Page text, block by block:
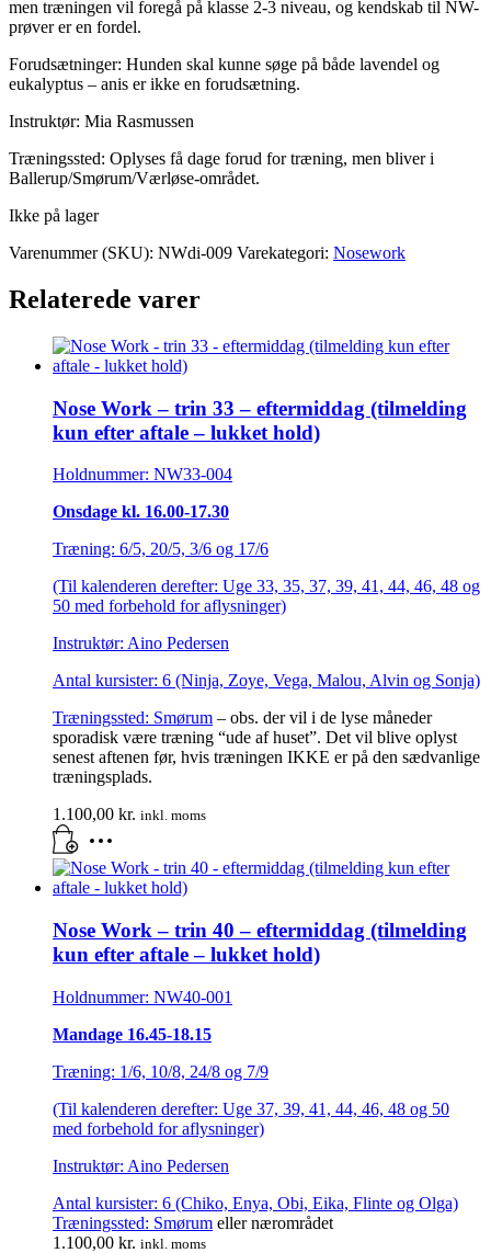
men træningen vil foregå på klasse 2-3 niveau, og kendskab til NW-
prøver er en fordel.
Forudsætninger: Hunden skal kunne søge på både lavendel og
eukalyptus – anis er ikke en forudsætning.
Instruktør: Mia Rasmussen
Træningssted: Oplyses få dage forud for træning, men bliver i
Ballerup/Smørum/Værløse-området.
Ikke på lager
Varenummer (SKU): NWdi-009 Varekategori: Nosework
Relaterede varer
Nose Work – trin 33 – eftermiddag (tilmelding
kun efter aftale – lukket hold)
Holdnummer: NW33-004
Onsdage kl. 16.00-17.30
Træning: 6/5, 20/5, 3/6 og 17/6
(Til kalenderen derefter: Uge 33, 35, 37, 39, 41, 44, 46, 48 og
50 med forbehold for aflysninger)
Instruktør: Aino Pedersen
Antal kursister: 6 (Ninja, Zoye, Vega, Malou, Alvin og Sonja)
Træningssted: Smørum – obs. der vil i de lyse måneder
sporadisk være træning “ude af huset”. Det vil blive oplyst
senest aftenen før, hvis træningen IKKE er på den sædvanlige
træningsplads.
1.100,00 kr. inkl. moms
Nose Work – trin 40 – eftermiddag (tilmelding
kun efter aftale – lukket hold)
Holdnummer: NW40-001
Mandage 16.45-18.15
Træning: 1/6, 10/8, 24/8 og 7/9
(Til kalenderen derefter: Uge 37, 39, 41, 44, 46, 48 og 50
med forbehold for aflysninger)
Instruktør: Aino Pedersen
Antal kursister: 6 (Chiko, Enya, Obi, Eika, Flinte og Olga)
Træningssted: Smørum eller nærområdet
1.100,00 kr. inkl. moms